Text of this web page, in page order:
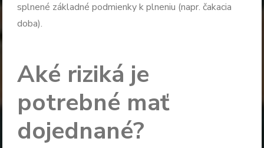
splnené základné podmienky k plneniu (napr. čakacia
doba).
Aké riziká je
potrebné mať
dojednané?